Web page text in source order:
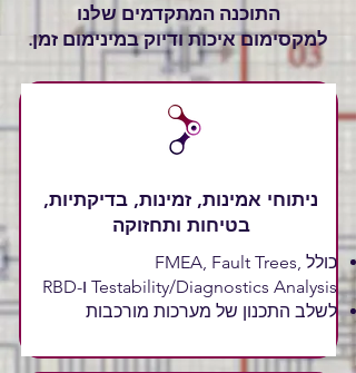
התוכנה המתקדמים שלנו
למקסימום איכות ודיוק במינימום זמן.
ניתוחי אמינות, זמינות, בדיקתיות,
בטיחות ותחזוקה
כולל FMEA, Fault Trees,
Testability/Diagnostics Analysis ו-RBD
לשלב התכנון של מערכות מורכבות